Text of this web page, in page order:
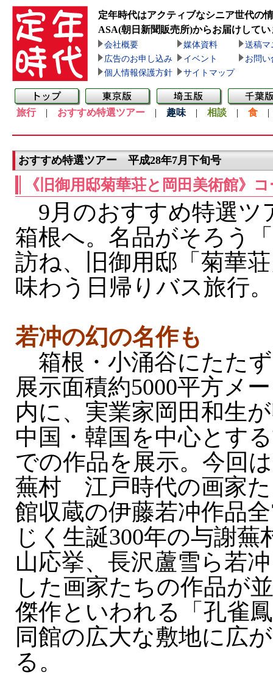
定年時代はアクティブなシニア世代の
ASA(朝日新聞販売所)からお届けしてい
会社概要 媒体資料
送稿マ
広告のお申し込み
イベント
お問い
個人情報保護方針
サイトマップ
旅行| おすすめ特選ツアー | 趣味 | 相談 | 食
おすすめ特選ツアー 平成28年7月下旬号
《旧御用邸菊華荘と岡田美術館》
9月のおすすめ特選ツ
箱根へ。名品がそろう
訪ね、旧御用邸「菊華
味わう日帰りバス旅行。
若冲の幻の名作も
箱根・小涌谷にたた
展示面積約5000平方メ
内に、実業家岡田和生
中国・韓国を中心とす
での作品を展示。今回
蕪村 江戸時代の画家
館収蔵の伊藤若冲作品
じく生誕300年の与謝蕪
山応挙、長沢蘆雪ら若
した画家たちの作品が
傑作といわれる「孔雀
同館の広大な敷地に広
る。